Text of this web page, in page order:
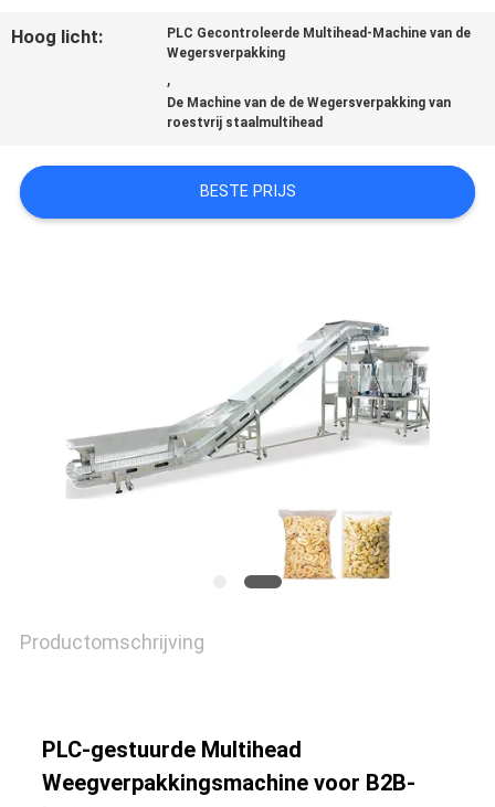
MET
NIEUWS
OFFERTE
Hoog licht:
PLC Gecontroleerde Multihead-Machine van de
Wegersverpakking
,
De Machine van de de Wegersverpakking van
roestvrij staalmultihead
BESTE PRIJS
Productomschrijving
PLC-gestuurde Multihead
Weegverpakkingsmachine voor B2B-